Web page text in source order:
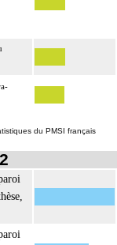
du PMSI français